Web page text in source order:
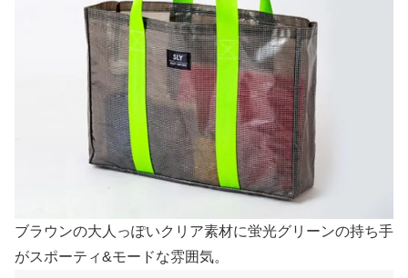
ブラウンの大人っぽいクリア素材に蛍光グリーンの持ち手
がスポーティ&モードな雰囲気。